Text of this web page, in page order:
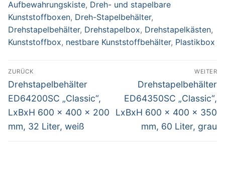
Aufbewahrungskiste, Dreh- und stapelbare
Kunststoffboxen, Dreh-Stapelbehälter,
Drehstapelbehälter, Drehstapelbox, Drehstapelkästen,
Kunststoffbox, nestbare Kunststoffbehälter, Plastikbox
Beitragsnavigation
ZURÜCK
Vorheriger
Beitrag:
Drehstapelbehälter
ED64200SC „Classic“,
LxBxH 600 x 400 x 200
mm, 32 Liter, weiß
WEITER
Nächster
Beitrag:
Drehstapelbehälter
ED64350SC „Classic“,
LxBxH 600 x 400 x 350
mm, 60 Liter, grau